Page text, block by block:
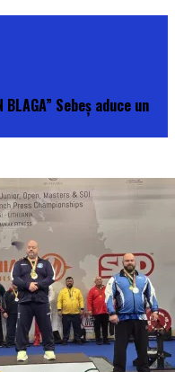
BLAGA” Sebeș aduce un